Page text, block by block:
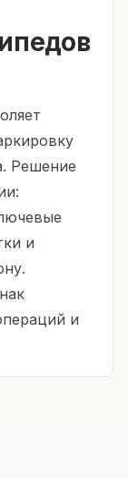
Решение
и
и